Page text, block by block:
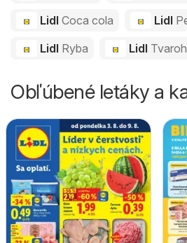
Lidl Coca cola Lidl
Lidl Ryba Lidl Tvaroh
Obľúbené letáky a